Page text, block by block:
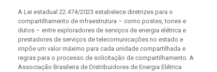
A Lei estadual 22.474/2023 estabelece diretrizes para o
compartilhamento de infraestrutura – como postes, torres e
dutos – entre exploradores de serviços de energia elétrica e
prestadores de serviços de telecomunicações no estado e
impõe um valor máximo para cada unidade compartilhada e
regras para o processo de solicitação de compartilhamento. A
Associação Brasileira de Distribuidores de Energia Elétrica